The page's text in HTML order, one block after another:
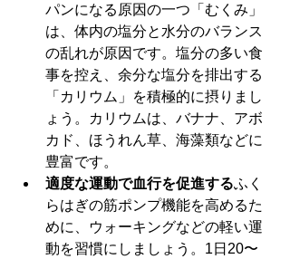
パンになる原因の一つ「むくみ」
は、体内の塩分と水分のバランス
の乱れが原因です。塩分の多い食
事を控え、余分な塩分を排出する
「カリウム」を積極的に摂りまし
ょう。カリウムは、バナナ、アボ
カド、ほうれん草、海藻類などに
豊富です。
適度な運動で血行を促進するふく
らはぎの筋ポンプ機能を高めるた
めに、ウォーキングなどの軽い運
動を習慣にしましょう。1日20〜